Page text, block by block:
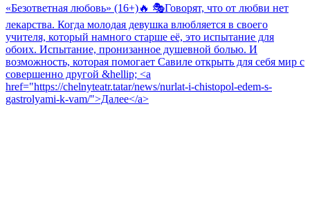
«Безответная любовь» (16+)🔥 🎭Говорят, что от любви нет
лекарства. Когда молодая девушка влюбляется в своего
учителя, который намного старше её, это испытание для
обоих. Испытание, пронизанное душевной болью. И
возможность, которая помогает Савиле открыть для себя мир с
совершенно другой &hellip; <a
href="https://chelnyteatr.tatar/news/nurlat-i-chistopol-edem-s-
gastrolyami-k-vam/">Далее</a>